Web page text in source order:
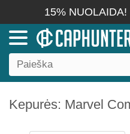
15% NUOLAIDA!
Kepurės: Marvel